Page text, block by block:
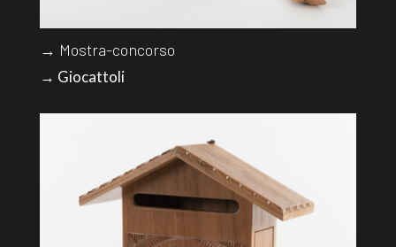
→ Mostra-concorso
→ Giocattoli